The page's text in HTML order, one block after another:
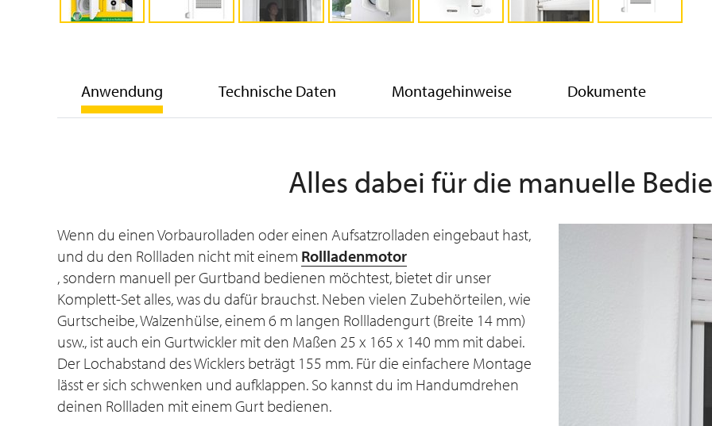
Anwendung Technische Daten Montagehinweise Dokumente
Alles dabei für die manuelle
Wenn du einen Vorbaurolladen oder einen Aufsatzrolladen eingebaut hast,
und du den Rollladen nicht mit einem Rollladenmotor
, sondern manuell per Gurtband bedienen möchtest, bietet dir unser
Komplett-Set alles, was du dafür brauchst. Neben vielen Zubehörteilen, wie
Gurtscheibe, Walzenhülse, einem 6 m langen Rollladengurt (Breite 14 mm)
usw., ist auch ein Gurtwickler mit den Maßen 25 x 165 x 140 mm mit dabei.
Der Lochabstand des Wicklers beträgt 155 mm. Für die einfachere Montage
lässt er sich schwenken und aufklappen. So kannst du im Handumdrehen
deinen Rollladen mit einem Gurt bedienen.